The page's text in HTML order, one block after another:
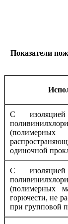
Показатели
С
одиночной
С
(полимерных
горючести, не
при групповой